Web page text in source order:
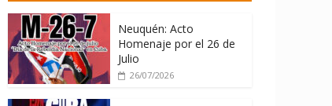
contra Cuba
06/08/2026
Neuquén: Acto
Homenaje por el 26 de
Julio
26/07/2026